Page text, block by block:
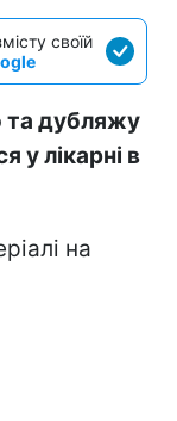
своїй
та дубляжу
у лікарні в
на